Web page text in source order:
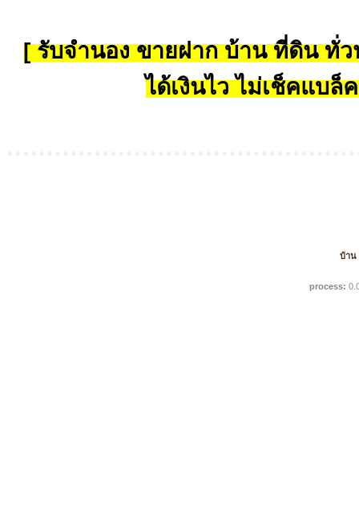
[ รับจำนอง ขายฝาก บ้าน ที่ดิน ทั่ว
ได้เงินไว ไม่เช็คแบล็
บ้าน
process: